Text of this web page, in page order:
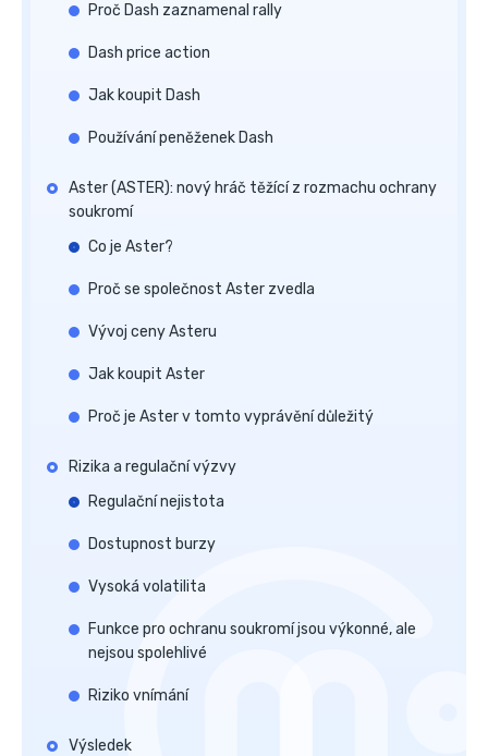
Proč Dash zaznamenal rally
Dash price action
Jak koupit Dash
Používání peněženek Dash
Aster (ASTER): nový hráč těžící z rozmachu ochrany
soukromí
Co je Aster?
Proč se společnost Aster zvedla
Vývoj ceny Asteru
Jak koupit Aster
Proč je Aster v tomto vyprávění důležitý
Rizika a regulační výzvy
Regulační nejistota
Dostupnost burzy
Vysoká volatilita
Funkce pro ochranu soukromí jsou výkonné, ale
nejsou spolehlivé
Riziko vnímání
Výsledek